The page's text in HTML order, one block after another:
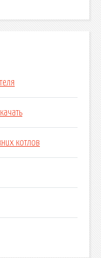
котлов